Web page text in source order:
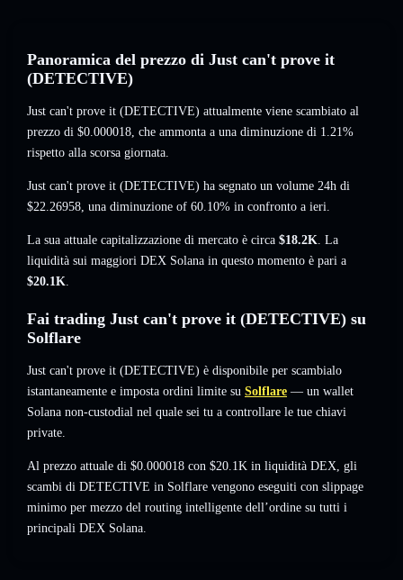
Panoramica del prezzo di Just can't prove it
(DETECTIVE)
Just can't prove it (DETECTIVE) attualmente viene scambiato al
prezzo di $0.000018, che ammonta a una diminuzione di 1.21%
rispetto alla scorsa giornata.
Just can't prove it (DETECTIVE) ha segnato un volume 24h di
$22.26958, una diminuzione of 60.10% in confronto a ieri.
La sua attuale capitalizzazione di mercato è circa $18.2K. La
liquidità sui maggiori DEX Solana in questo momento è pari a
$20.1K.
Fai trading Just can't prove it (DETECTIVE) su
Solflare
Just can't prove it (DETECTIVE) è disponibile per scambialo
istantaneamente e imposta ordini limite su Solflare — un wallet
Solana non-custodial nel quale sei tu a controllare le tue chiavi
private.
Al prezzo attuale di $0.000018 con $20.1K in liquidità DEX, gli
scambi di DETECTIVE in Solflare vengono eseguiti con slippage
minimo per mezzo del routing intelligente dell’ordine su tutti i
principali DEX Solana.